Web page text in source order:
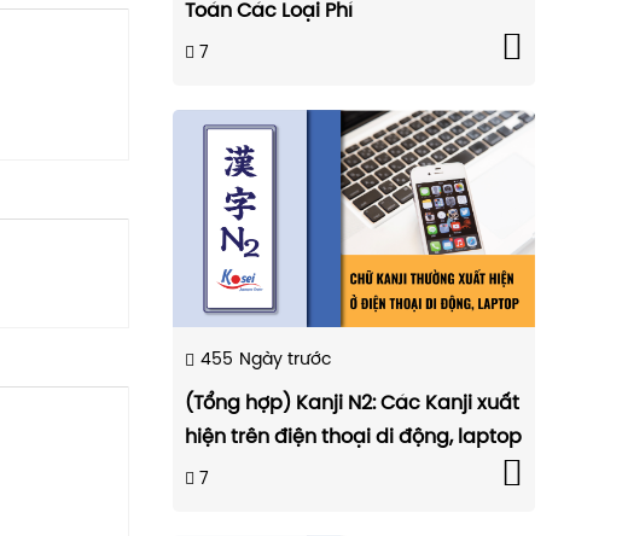
Toán Các Loại Phí
7
455 Ngày trước
(Tổng hợp) Kanji N2: Các Kanji xuất
hiện trên điện thoại di động, laptop
7